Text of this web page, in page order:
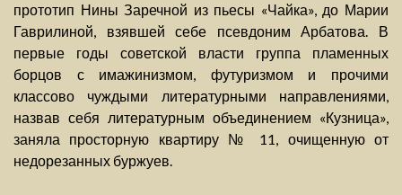
прототип Нины Заречной из пьесы «Чайка», до Марии
Гаврилиной, взявшей себе псевдоним Арбатова. В
первые годы советской власти группа пламенных
борцов с имажинизмом, футуризмом и прочими
классово чуждыми литературными направлениями,
назвав себя литературным объединением «Кузница»,
заняла просторную квартиру № 11, очищенную от
недорезанных буржуев.